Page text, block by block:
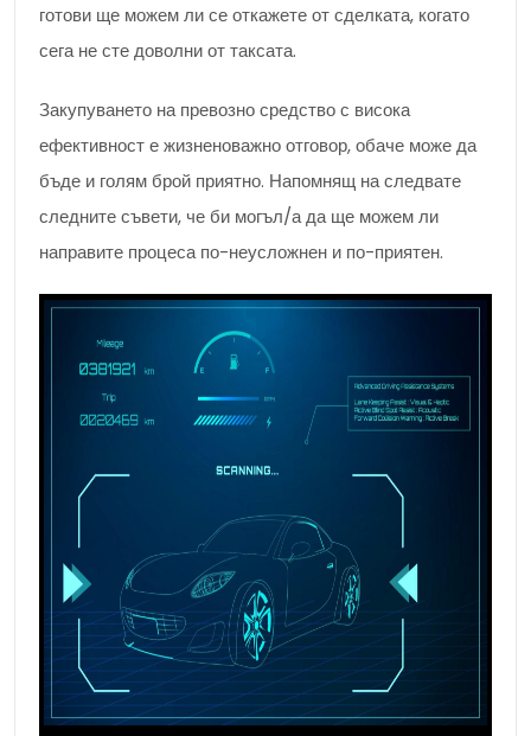
готови ще можем ли се откажете от сделката, когато
сега не сте доволни от таксата.
Закупуването на превозно средство с висока
ефективност е жизненоважно отговор, обаче може да
бъде и голям брой приятно. Напомнящ на следвате
следните съвети, че би могъл/а да ще можем ли
направите процеса по-неусложнен и по-приятен.